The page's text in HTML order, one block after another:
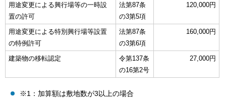
用途変更による興行場等の一時設
置の許可
法第87条
の3第5項
120,000円
用途変更による特別興行場等設置
の特例許可
法第87条
の3第6項
160,000円
建築物の移転認定
令第137条
の16第2号
27,000円
※1：加算額は敷地数が3以上の場合